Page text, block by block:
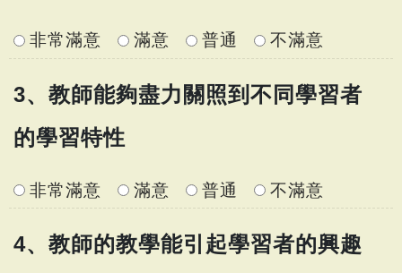
非常滿意 滿意 普通 不滿意
3、教師能夠盡力關照到不同學習者
的學習特性
非常滿意 滿意 普通 不滿意
4、教師的教學能引起學習者的興趣